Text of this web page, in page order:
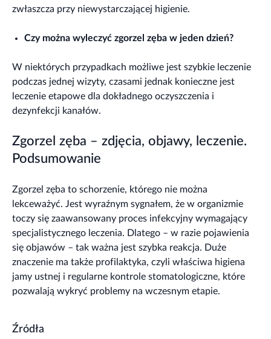
zwłaszcza przy niewystarczającej higienie.
Czy można wyleczyć zgorzel zęba w jeden dzień?
W niektórych przypadkach możliwe jest szybkie leczenie
podczas jednej wizyty, czasami jednak konieczne jest
leczenie etapowe dla dokładnego oczyszczenia i
dezynfekcji kanałów.
Zgorzel zęba – zdjęcia, objawy, leczenie.
Podsumowanie
Zgorzel zęba to schorzenie, którego nie można
lekceważyć. Jest wyraźnym sygnałem, że w organizmie
toczy się zaawansowany proces infekcyjny wymagający
specjalistycznego leczenia. Dlatego – w razie pojawienia
się objawów – tak ważna jest szybka reakcja. Duże
znaczenie ma także profilaktyka, czyli właściwa higiena
jamy ustnej i regularne kontrole stomatologiczne, które
pozwalają wykryć problemy na wczesnym etapie.
Źródła